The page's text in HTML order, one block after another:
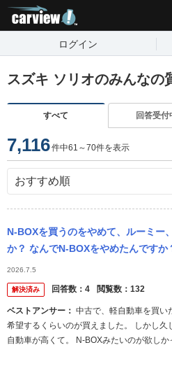
ログイン
スズキ ソリオのみんなの
すべて 回答受付
7,116件中61～70件を表示
N-BOXを買うのをやめて、ルーミー
か？ なんでN-BOXをやめたんです
ね。 やっぱりN-BOXは軽自動車で普
2026.7.5
解決済み 回答数： 4 閲覧数： 132
ベストアンサー：
希望するくらいのが買えました。 しかし
自動車が高くて。 N-BOXみたいのが欲しか